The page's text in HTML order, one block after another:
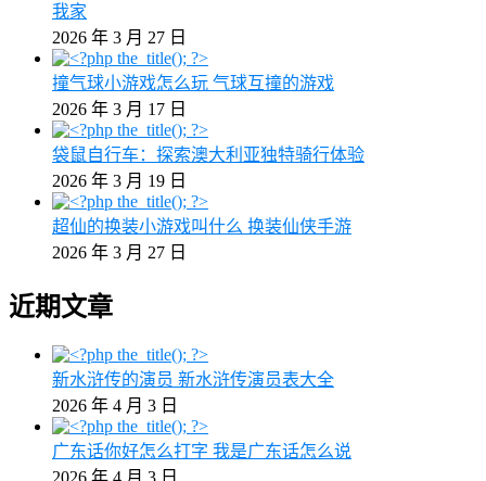
我家
2026 年 3 月 27 日
撞气球小游戏怎么玩 气球互撞的游戏
2026 年 3 月 17 日
袋鼠自行车：探索澳大利亚独特骑行体验
2026 年 3 月 19 日
超仙的换装小游戏叫什么 换装仙侠手游
2026 年 3 月 27 日
近期文章
新水浒传的演员 新水浒传演员表大全
2026 年 4 月 3 日
广东话你好怎么打字 我是广东话怎么说
2026 年 4 月 3 日